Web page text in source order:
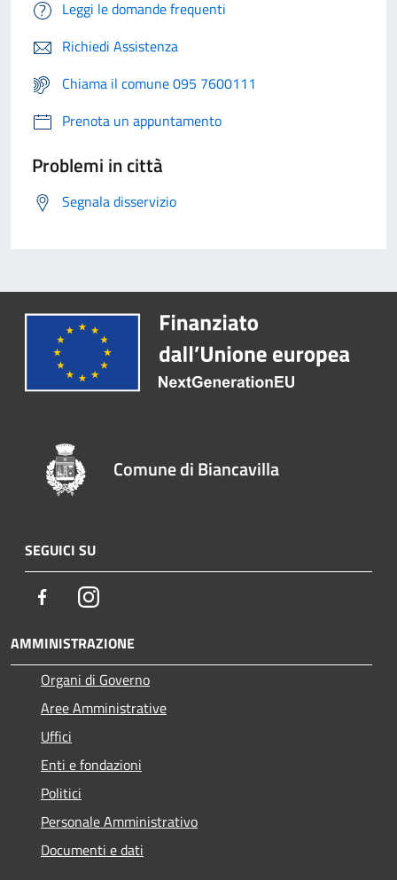
Leggi le domande frequenti
Richiedi Assistenza
Chiama il comune 095 7600111
Prenota un appuntamento
Problemi in città
Segnala disservizio
Comune di Biancavilla
SEGUICI SU
FacebookInstagram
AMMINISTRAZIONE
Organi di Governo
Aree Amministrative
Uffici
Enti e fondazioni
Politici
Personale Amministrativo
Documenti e dati